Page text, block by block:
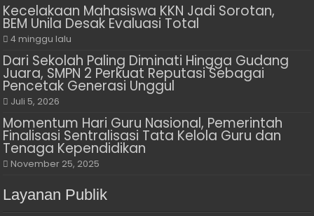
Kecelakaan Mahasiswa KKN Jadi Sorotan,
BEM Unila Desak Evaluasi Total
4 minggu lalu
Dari Sekolah Paling Diminati Hingga Gudang
Juara, SMPN 2 Perkuat Reputasi Sebagai
Pencetak Generasi Unggul
Juli 5, 2026
Momentum Hari Guru Nasional, Pemerintah
Finalisasi Sentralisasi Tata Kelola Guru dan
Tenaga Kependidikan
November 25, 2025
Layanan Publik